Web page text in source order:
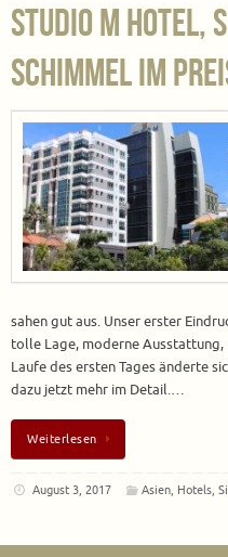
Studio M Hotel,
Schimmel im
sahen gut aus. Unser erster
tolle Lage, moderne Ausstattung,
Laufe des ersten Tages änderte
dazu jetzt mehr im Detail.…
Weiterlesen
August 3, 2017 Asien, Hotels,